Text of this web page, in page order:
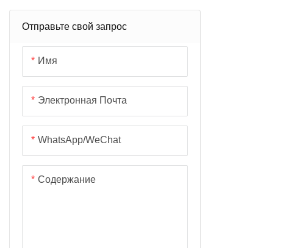
Отправьте свой запрос
Имя
Электронная Почта
WhatsApp/WeChat
Содержание